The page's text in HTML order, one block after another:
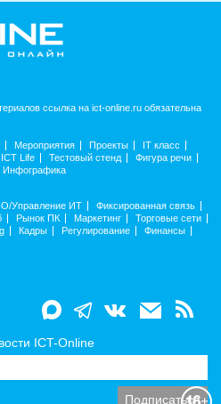
ссылка на ict-online.ru обязательна
Мероприятия Проекты
IT класс
ICT Life Тестовый стенд
Фигура речи
Инфографика
Управление ИТ
Фиксированная связь
Рынок ПК Маркетинг
Торговые сети
Кадры Регулирование
Финансы
ICT-Online